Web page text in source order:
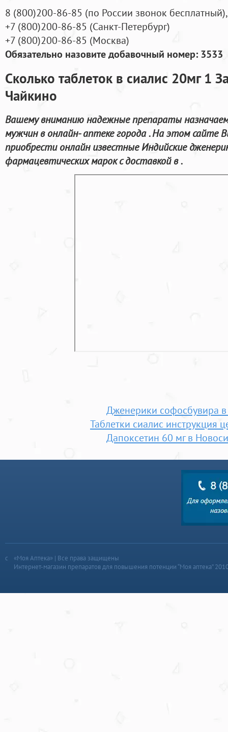
8 (800)200-86-85 (по России звонок бесплатный),
+7 (800)200-86-85 (Санкт-Петербург)
+7 (800)200-86-85 (Москва)
Обязательно назовите добавочный номер: 3533
Сколько таблеток в сиалис 20мг 1
Чайкино
Вашему вниманию надежные препараты
мужчин в онлайн- аптеке города . На этом сайте
приобрести онлайн известные Индийские
фармацевтических марок с доставкой в .
Дженерики софосбувира
Таблетки сиалис инструкция
Дапоксетин 60 мг в
«Моя Аптека» | Все права защищены
Интернет-магазин препаратов для повышения потенции “Моя аптека”